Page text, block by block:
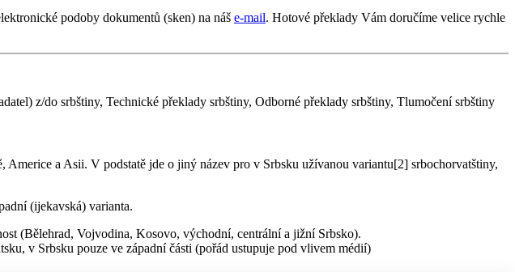
podoby dokumentů (sken) na náš e-mail. Hotové překlady Vám doručíme velice rychle
z/do srbštiny, Technické překlady srbštiny, Odborné překlady srbštiny, Tlumočení srbštiny
a Asii. V podstatě jde o jiný název pro v Srbsku užívanou variantu[2] srbochorvatštiny,
(ijekavská) varianta.
(Bělehrad, Vojvodina, Kosovo, východní, centrální a jižní Srbsko).
v Srbsku pouze ve západní části (pořád ustupuje pod vlivem médií)